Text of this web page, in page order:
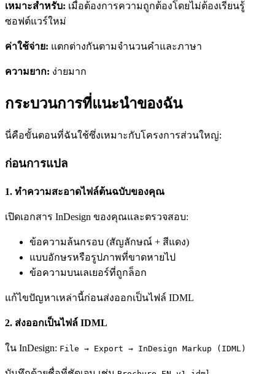
เหมาะสำหรับ: เมื่อต้องการความถูกต้องโดยไม่ต้องเรียนรู้
ซอฟต์แวร์ใหม่
ค่าใช้จ่าย: แตกต่างกันตามจำนวนคำและภาษา
ความยาก: ง่ายมาก
กระบวนการที่แนะนำของฉัน
นี่คือขั้นตอนที่ฉันใช้ซึ่งเหมาะกับโครงการส่วนใหญ่:
ก่อนการแปล
1. ทำความสะอาดไฟล์ต้นฉบับของคุณ
เปิดเอกสาร InDesign ของคุณและตรวจสอบ:
ข้อความล้นกรอบ (สัญลักษณ์ + สีแดง)
แบบอักษรหรือรูปภาพที่ขาดหายไป
ข้อความบนเลเยอร์ที่ถูกล็อก
แก้ไขปัญหาเหล่านี้ก่อนส่งออกเป็นไฟล์ IDML
2. ส่งออกเป็นไฟล์ IDML
ใน InDesign: File → Export → InDesign Markup (IDML)